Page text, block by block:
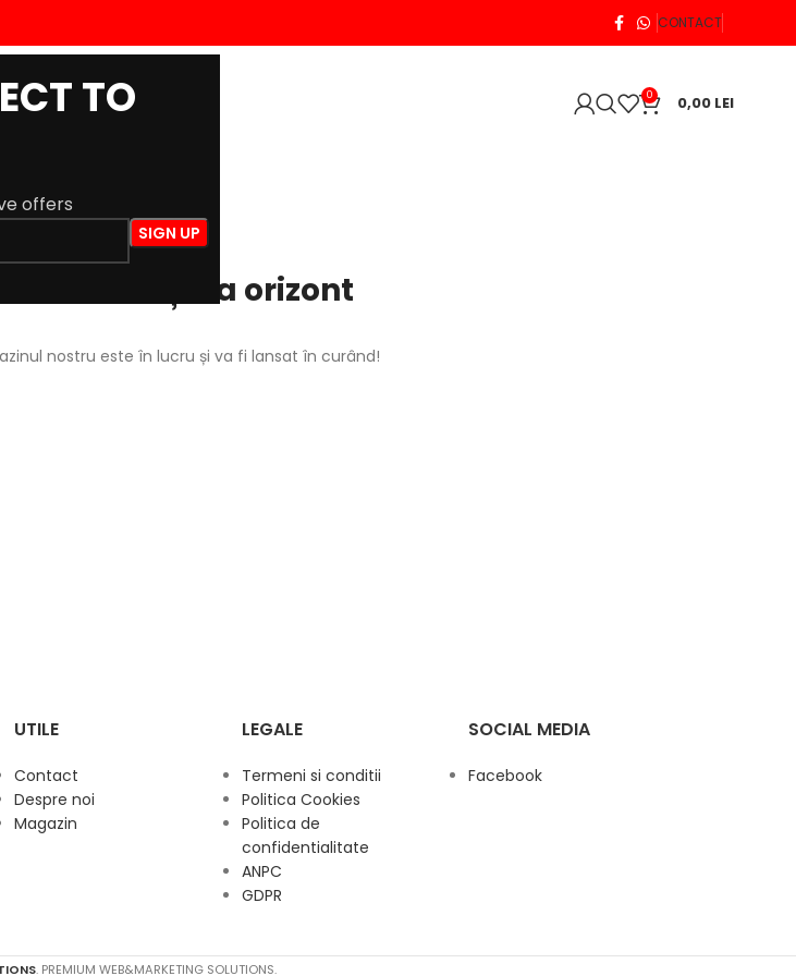
TO
offers
CONTACT
DESPRE NOI CONTACT 0 0,00 LEI
mărețe la orizont
nostru este în lucru și va fi lansat în curând!
UTILE
Contact
Despre noi
Magazin
LEGALE
Termeni si conditii
Politica Cookies
Politica de
confidentialitate
ANPC
GDPR
SOCIAL MEDIA
Facebook
. PREMIUM WEB&MARKETING SOLUTIONS.